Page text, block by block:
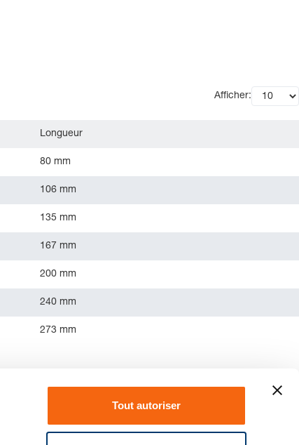
Tout autoriser
Afficher:
Longueur
80 mm
106 mm
135 mm
167 mm
200 mm
240 mm
273 mm